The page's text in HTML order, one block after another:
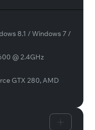
8.1 / Windows 7 /
@ 2.4GHz
GTX 280, AMD